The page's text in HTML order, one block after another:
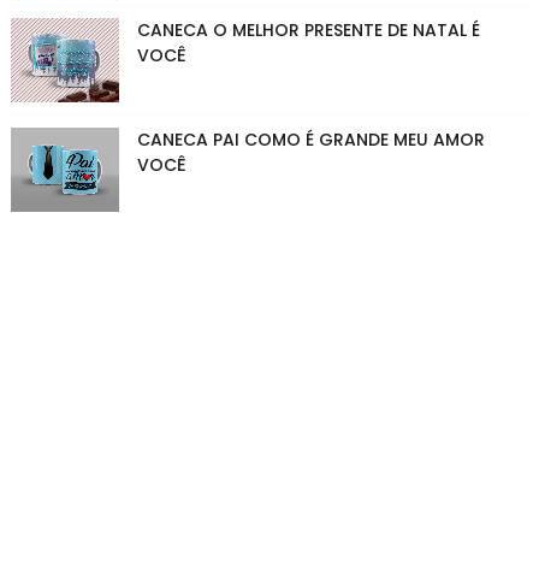
CANECA O MELHOR PRESENTE DE NATAL É
VOCÊ
CANECA PAI COMO É GRANDE MEU AMOR
VOCÊ